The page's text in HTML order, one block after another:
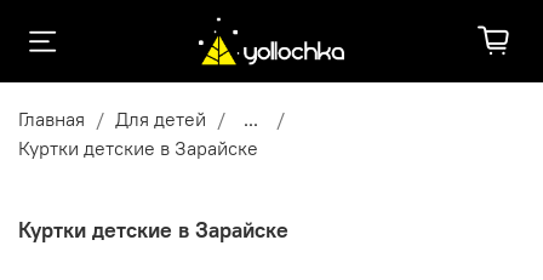
Главная Для детей
...
Куртки детские в Зарайске
Куртки детские в Зарайске